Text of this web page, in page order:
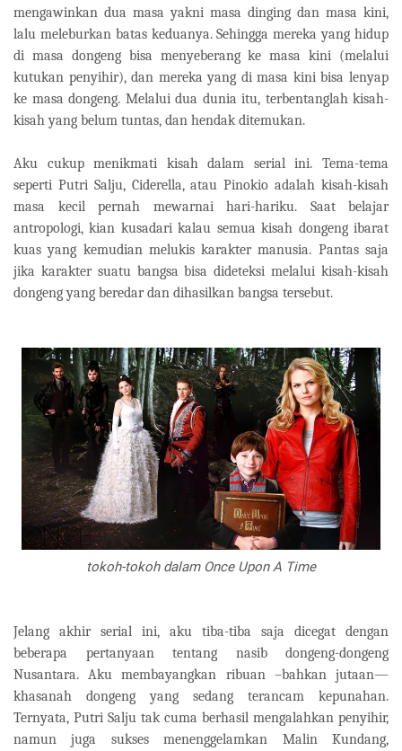
mengawinkan dua masa yakni masa dinging dan masa kini,
lalu meleburkan batas keduanya. Sehingga mereka yang hidup
di masa dongeng bisa menyeberang ke masa kini (melalui
kutukan penyihir), dan mereka yang di masa kini bisa lenyap
ke masa dongeng. Melalui dua dunia itu, terbentanglah kisah-
kisah yang belum tuntas, dan hendak ditemukan.
Aku cukup menikmati kisah dalam serial ini. Tema-tema
seperti Putri Salju, Ciderella, atau Pinokio adalah kisah-kisah
masa kecil pernah mewarnai hari-hariku. Saat belajar
antropologi, kian kusadari kalau semua kisah dongeng ibarat
kuas yang kemudian melukis karakter manusia. Pantas saja
jika karakter suatu bangsa bisa dideteksi melalui kisah-kisah
dongeng yang beredar dan dihasilkan bangsa tersebut.
tokoh-tokoh dalam Once Upon A Time
Jelang akhir serial ini, aku tiba-tiba saja dicegat dengan
beberapa pertanyaan tentang nasib dongeng-dongeng
Nusantara. Aku membayangkan ribuan –bahkan jutaan—
khasanah dongeng yang sedang terancam kepunahan.
Ternyata, Putri Salju tak cuma berhasil mengalahkan penyihir,
namun juga sukses menenggelamkan Malin Kundang,